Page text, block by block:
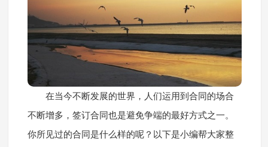
在当今不断发展的世界，人们运用到合同的场合
不断增多，签订合同也是避免争端的最好方式之一。
你所见过的合同是什么样的呢？以下是小编帮大家整